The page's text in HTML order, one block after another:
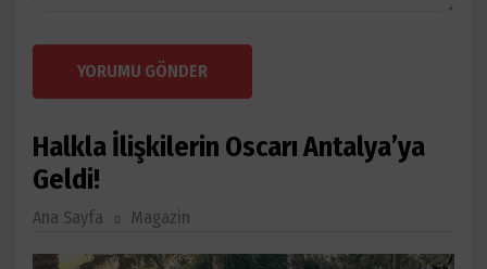
YORUMU GÖNDER
Halkla İlişkilerin Oscarı Antalya’ya
Geldi!
Ana Sayfa Magazin